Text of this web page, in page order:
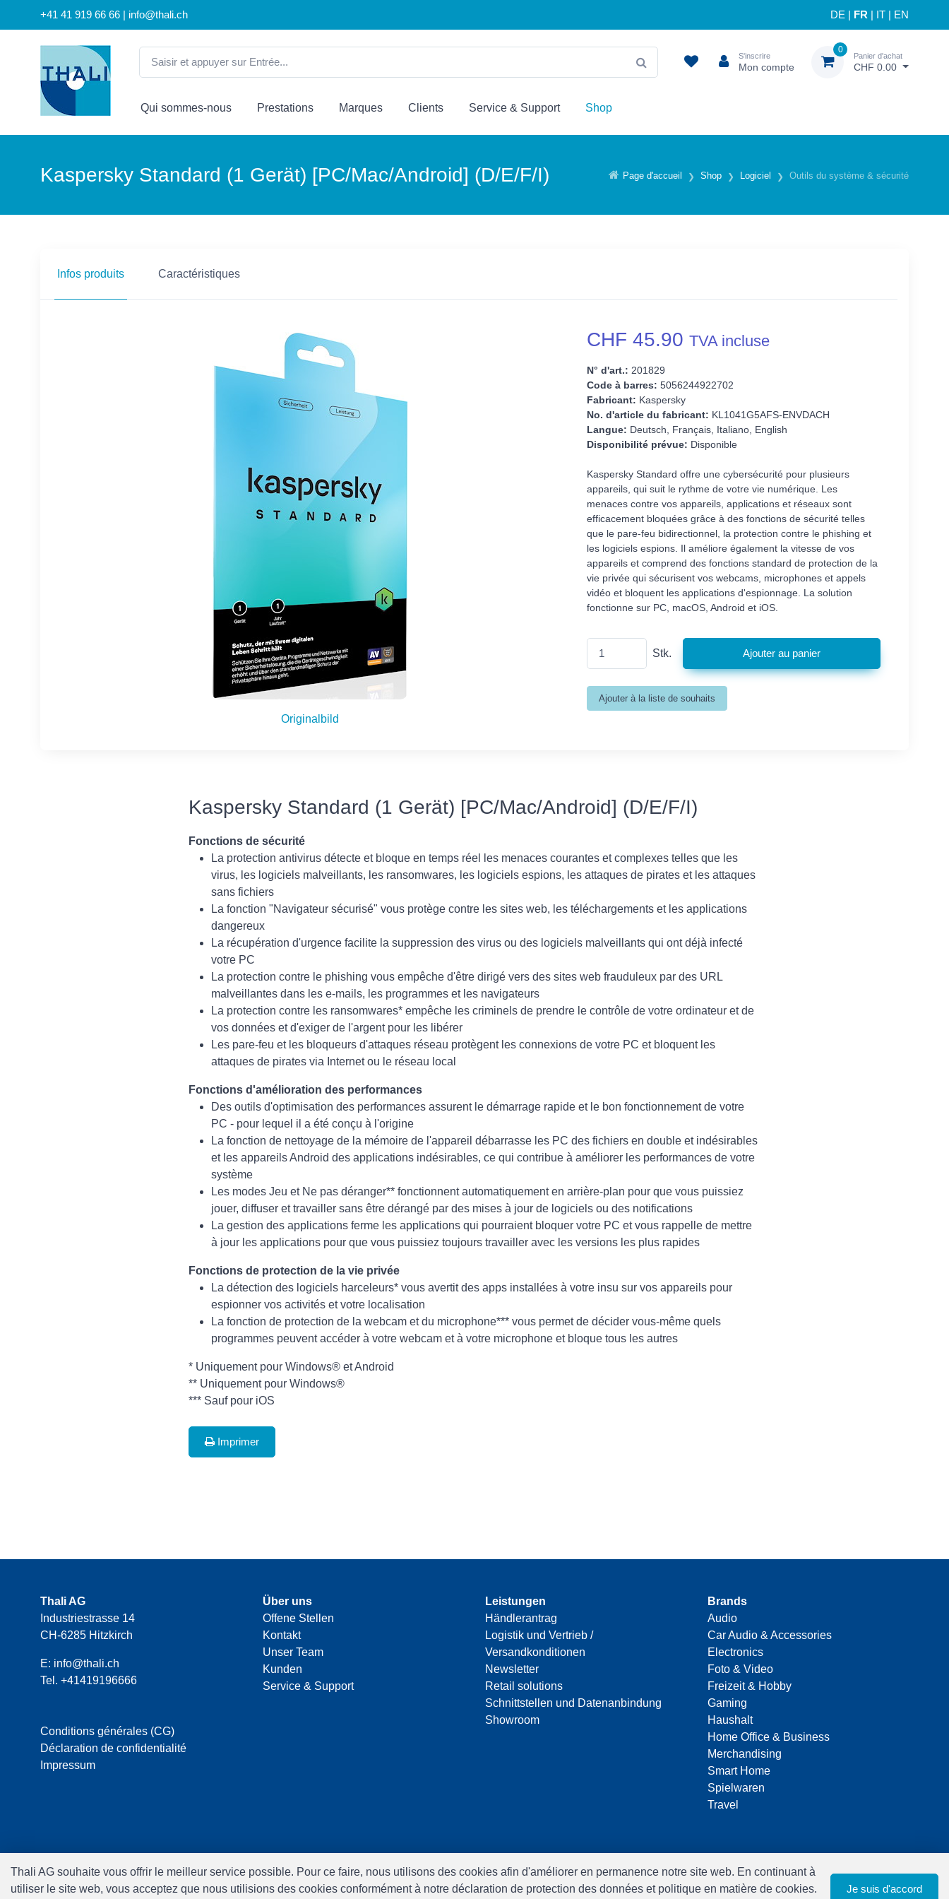
+41 41 919 66 66 | info@thali.ch DE FR IT EN
S'inscrire
Mon compte
0
Panier d'achat
CHF 0.00
Qui sommes-nous Prestations Marques Clients Service & Support Shop
Page d'accueil Shop Logiciel Outils du système & sécurité
Kaspersky Standard (1 Gerät) [PC/Mac/Android] (D/E/F/I)
Infos produits Caractéristiques
Originalbild
CHF 45.90 TVA incluse
N° d'art.: 201829
Code à barres: 5056244922702
Fabricant: Kaspersky
No. d'article du fabricant: KL1041G5AFS-ENVDACH
Langue: Deutsch, Français, Italiano, English
Disponibilité prévue: Disponible
Kaspersky Standard offre une cybersécurité pour plusieurs
appareils, qui suit le rythme de votre vie numérique. Les
menaces contre vos appareils, applications et réseaux sont
efficacement bloquées grâce à des fonctions de sécurité telles
que le pare-feu bidirectionnel, la protection contre le phishing et
les logiciels espions. Il améliore également la vitesse de vos
appareils et comprend des fonctions standard de protection de la
vie privée qui sécurisent vos webcams, microphones et appels
vidéo et bloquent les applications d'espionnage. La solution
fonctionne sur PC, macOS, Android et iOS.
Stk.
Kaspersky Standard (1 Gerät) [PC/Mac/Android] (D/E/F/I)
Fonctions de sécurité
La protection antivirus détecte et bloque en temps réel les menaces courantes et complexes telles que les
virus, les logiciels malveillants, les ransomwares, les logiciels espions, les attaques de pirates et les attaques
sans fichiers
La fonction "Navigateur sécurisé" vous protège contre les sites web, les téléchargements et les applications
dangereux
La récupération d'urgence facilite la suppression des virus ou des logiciels malveillants qui ont déjà infecté
votre PC
La protection contre le phishing vous empêche d'être dirigé vers des sites web frauduleux par des URL
malveillantes dans les e-mails, les programmes et les navigateurs
La protection contre les ransomwares* empêche les criminels de prendre le contrôle de votre ordinateur et de
vos données et d'exiger de l'argent pour les libérer
Les pare-feu et les bloqueurs d'attaques réseau protègent les connexions de votre PC et bloquent les
attaques de pirates via Internet ou le réseau local
Fonctions d'amélioration des performances
Des outils d'optimisation des performances assurent le démarrage rapide et le bon fonctionnement de votre
PC - pour lequel il a été conçu à l'origine
La fonction de nettoyage de la mémoire de l'appareil débarrasse les PC des fichiers en double et indésirables
et les appareils Android des applications indésirables, ce qui contribue à améliorer les performances de votre
système
Les modes Jeu et Ne pas déranger** fonctionnent automatiquement en arrière-plan pour que vous puissiez
jouer, diffuser et travailler sans être dérangé par des mises à jour de logiciels ou des notifications
La gestion des applications ferme les applications qui pourraient bloquer votre PC et vous rappelle de mettre
à jour les applications pour que vous puissiez toujours travailler avec les versions les plus rapides
Fonctions de protection de la vie privée
La détection des logiciels harceleurs* vous avertit des apps installées à votre insu sur vos appareils pour
espionner vos activités et votre localisation
La fonction de protection de la webcam et du microphone*** vous permet de décider vous-même quels
programmes peuvent accéder à votre webcam et à votre microphone et bloque tous les autres
* Uniquement pour Windows® et Android
** Uniquement pour Windows®
*** Sauf pour iOS
Imprimer
Thali AG
Industriestrasse 14
CH-6285 Hitzkirch
E: info@thali.ch
Tel. +41419196666
Conditions générales (CG)
Déclaration de confidentialité
Impressum
Über uns
Offene Stellen
Kontakt
Unser Team
Kunden
Service & Support
Leistungen
Händlerantrag
Logistik und Vertrieb /
Versandkonditionen
Newsletter
Retail solutions
Schnittstellen und Datenanbindung
Showroom
Brands
Audio
Car Audio & Accessories
Electronics
Foto & Video
Freizeit & Hobby
Gaming
Haushalt
Home Office & Business
Merchandising
Smart Home
Spielwaren
Travel
Thali AG souhaite vous offrir le meilleur service possible. Pour ce faire, nous utilisons des cookies afin d'améliorer en permanence notre site web. En continuant à
utiliser le site web, vous acceptez que nous utilisions des cookies conformément à notre déclaration de protection des données et politique en matière de cookies.
Je suis d'accord